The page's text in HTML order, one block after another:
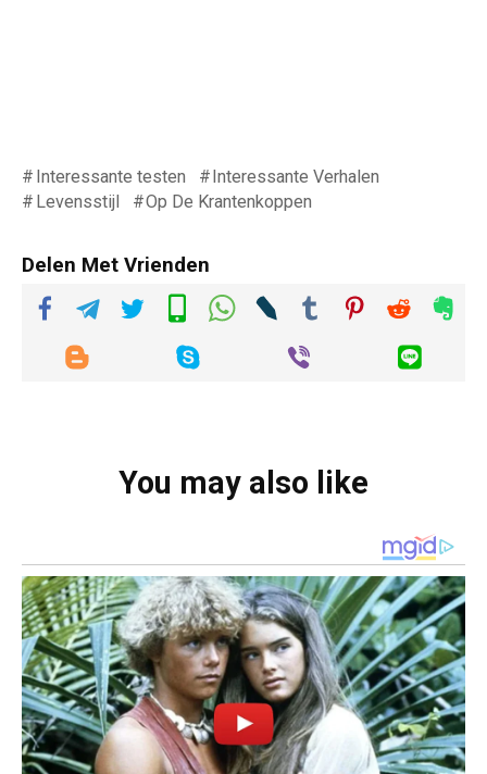
Interessante testen
Interessante Verhalen
Levensstijl
Op De Krantenkoppen
Delen Met Vrienden
You may also like